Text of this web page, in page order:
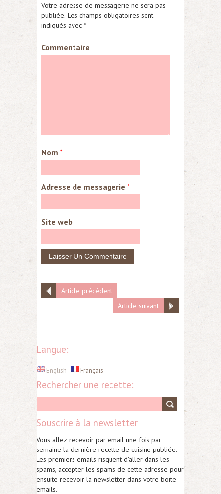
Votre adresse de messagerie ne sera pas
publiée. Les champs obligatoires sont
indiqués avec *
Commentaire
Nom *
Adresse de messagerie *
Site web
Article précédent
Article suivant
Langue:
English Français
Rechercher une recette:
Souscrire à la newsletter
Vous allez recevoir par email une fois par
semaine la dernière recette de cuisine publiée.
Les premiers emails risquent d'aller dans les
spams, accepter les spams de cette adresse pour
ensuite recevoir la newsletter dans votre boite
emails.